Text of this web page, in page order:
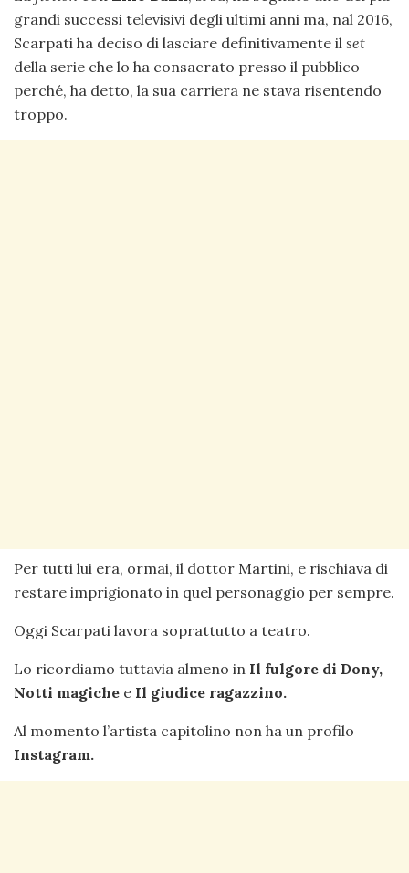
grandi successi televisivi degli ultimi anni ma, nal 2016,
Scarpati ha deciso di lasciare definitivamente il set
della serie che lo ha consacrato presso il pubblico
perché, ha detto, la sua carriera ne stava risentendo
troppo.
Per tutti lui era, ormai, il dottor Martini, e rischiava di
restare imprigionato in quel personaggio per sempre.
Oggi Scarpati lavora soprattutto a teatro.
Lo ricordiamo tuttavia almeno in Il fulgore di Dony,
Notti magiche e Il giudice ragazzino.
Al momento l’artista capitolino non ha un profilo
Instagram.